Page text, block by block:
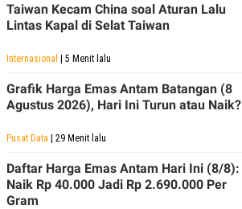
Taiwan Kecam China soal Aturan Lalu
Lintas Kapal di Selat Taiwan
Internasional | 5 Menit lalu
Grafik Harga Emas Antam Batangan (8
Agustus 2026), Hari Ini Turun atau Naik?
Pusat Data | 29 Menit lalu
Daftar Harga Emas Antam Hari Ini (8/8):
Naik Rp 40.000 Jadi Rp 2.690.000 Per
Gram